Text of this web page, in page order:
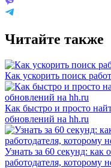
Читайте также
Как ускорить поиск
Как быстро и просто
обновлений на hh.ru
Узнать за 60 секунд:
работодателя, которому